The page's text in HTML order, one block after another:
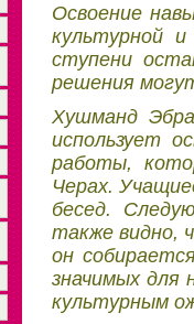
Освоение
культурной
ступени
решения
Хушманд
использует
работы,
Черах.
бесед.
также видно,
он
значимых для
культурным